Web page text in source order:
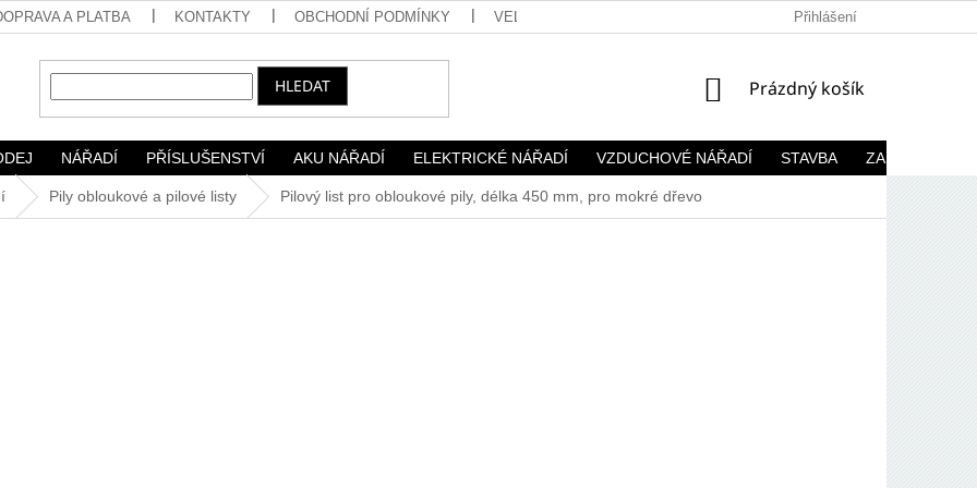
A PLATBA KONTAKTY OBCHODNÍ PODMÍNKY VELKOOBCHOD Přihlášení
HLEDAT
NÁKUPNÍ
Prázdný košík
NÁŘADÍ PŘÍSLUŠENSTVÍ AKU NÁŘADÍ ELEKTRICKÉ NÁŘADÍ VZDUCHOVÉ NÁŘADÍ STAVBA ZAHRADA
Pily obloukové a pilové listy Pilový list pro obloukové pily, délka 450 mm, pro mokré dřevo